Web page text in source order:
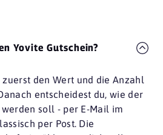
Yovite Gutschein?
den Wert und die Anzahl
entscheidest du, wie der
soll - per E-Mail im
per Post. Die